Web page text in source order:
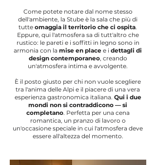
Come potete notare dal nome stesso
dell'ambiente, la Stube è la sala che più di
tutte omaggia il territorio che ci ospita.
Eppure, qui l'atmosfera sa di tutt'altro che
rustico: le pareti e i soffitti in legno sono in
armonia con la mise en place e i dettagli di
design contemporaneo, creando
un'atmosfera intima e avvolgente.
È il posto giusto per chi non vuole scegliere
tra l'anima delle Alpi e il piacere di una vera
esperienza gastronomica italiana. Qui i due
mondi non si contraddicono — si
completano. Perfetta per una cena
romantica, un pranzo di lavoro o
un'occasione speciale in cui l'atmosfera deve
essere all'altezza del momento.